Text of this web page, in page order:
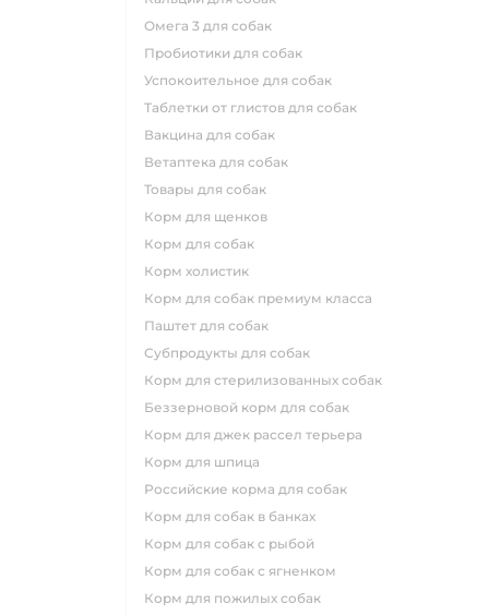
омега 3 для собак
пробиотики для собак
успокоительное для собак
таблетки от глистов для собак
вакцина для собак
ветаптека для собак
товары для собак
корм для щенков
корм для собак
корм холистик
корм для собак премиум класса
паштет для собак
субпродукты для собак
корм для стерилизованных собак
беззерновой корм для собак
корм для джек рассел терьера
корм для шпица
российские корма для собак
корм для собак в банках
корм для собак с рыбой
корм для собак с ягненком
корм для пожилых собак